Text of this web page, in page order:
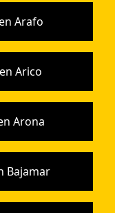
Arafo
Arico
Arona
Bajamar